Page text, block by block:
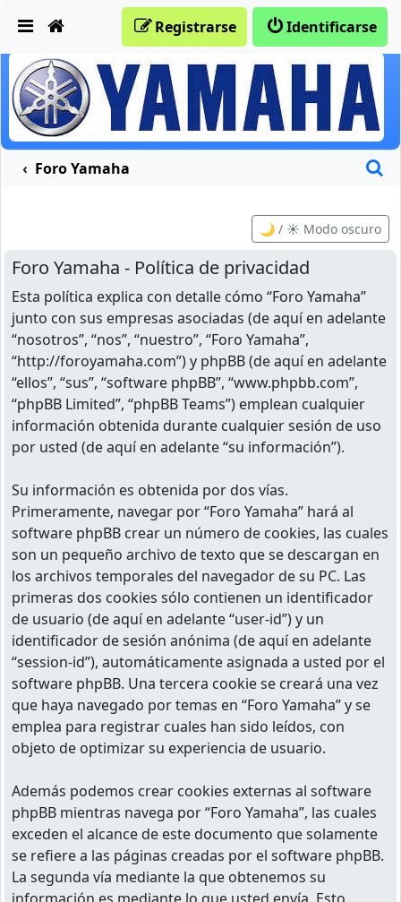
Identificarse
Registrarse
Foro Yamaha
🌙 / ☀️ Modo oscuro
Foro Yamaha - Política de privacidad
Esta política explica con detalle cómo “Foro Yamaha”
junto con sus empresas asociadas (de aquí en adelante
“nosotros”, “nos”, “nuestro”, “Foro Yamaha”,
“http://foroyamaha.com”) y phpBB (de aquí en adelante
“ellos”, “sus”, “software phpBB”, “www.phpbb.com”,
“phpBB Limited”, “phpBB Teams”) emplean cualquier
información obtenida durante cualquier sesión de uso
por usted (de aquí en adelante “su información”).
Su información es obtenida por dos vías.
Primeramente, navegar por “Foro Yamaha” hará al
software phpBB crear un número de cookies, las cuales
son un pequeño archivo de texto que se descargan en
los archivos temporales del navegador de su PC. Las
primeras dos cookies sólo contienen un identificador
de usuario (de aquí en adelante “user-id”) y un
identificador de sesión anónima (de aquí en adelante
“session-id”), automáticamente asignada a usted por el
software phpBB. Una tercera cookie se creará una vez
que haya navegado por temas en “Foro Yamaha” y se
emplea para registrar cuales han sido leídos, con
objeto de optimizar su experiencia de usuario.
Además podemos crear cookies externas al software
phpBB mientras navega por “Foro Yamaha”, las cuales
exceden el alcance de este documento que solamente
se refiere a las páginas creadas por el software phpBB.
La segunda vía mediante la que obtenemos su